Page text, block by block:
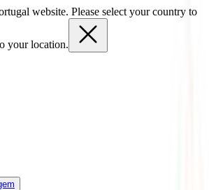
website. Please select your country to
your location.